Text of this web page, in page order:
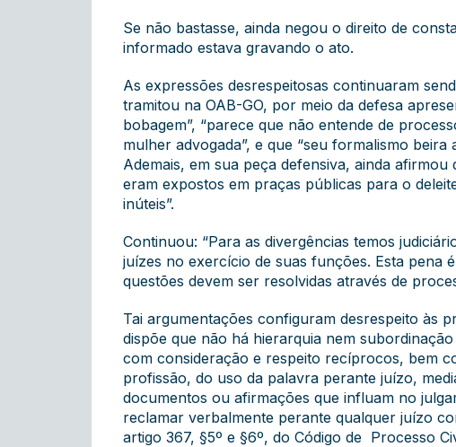
Se não bastasse, ainda negou o direito de
informado estava gravando o ato.
As expressões desrespeitosas continuaram
tramitou na OAB-GO, por meio da defesa
bobagem”, “parece que não entende de
mulher advogada”, e que “seu formalismo
Ademais, em sua peça defensiva, ainda
eram expostos em praças públicas para o
inúteis”.
Continuou: “Para as divergências temos
juízes no exercício de suas funções. Esta pena
questões devem ser resolvidas através de
Tai argumentações configuram desrespeito às
dispõe que não há hierarquia nem
com consideração e respeito recíprocos, bem
profissão, do uso da palavra perante juízo,
documentos ou afirmações que influam no
reclamar verbalmente perante qualquer juízo
artigo 367, §5º e §6º, do Código de Processo